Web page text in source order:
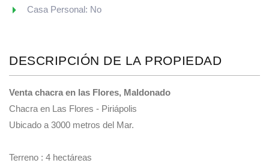
Casa Personal: No
DESCRIPCIÓN DE LA PROPIEDAD
Venta chacra en las Flores, Maldonado
Chacra en Las Flores - Piriápolis
Ubicado a 3000 metros del Mar.
Terreno : 4 hectáreas